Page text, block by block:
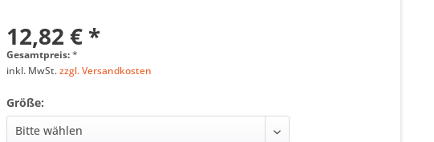
12,82 € *
Gesamtpreis:*
inkl. MwSt.zzgl. Versandkosten
Größe: